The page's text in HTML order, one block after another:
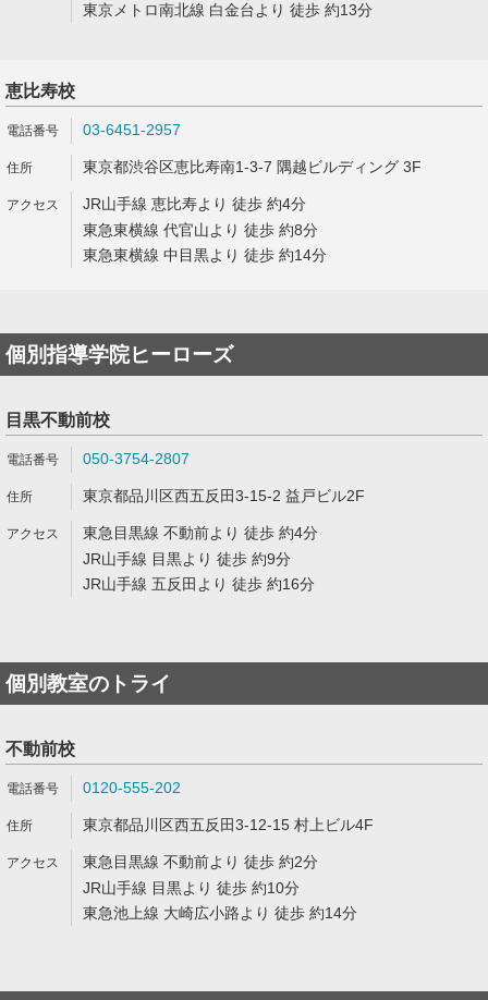
東京メトロ南北線 白金台より 徒歩 約13分
恵比寿校
03-6451-2957
東京都渋谷区恵比寿南1-3-7 隅越ビルディング 3F
JR山手線 恵比寿より 徒歩 約4分
東急東横線 代官山より 徒歩 約8分
東急東横線 中目黒より 徒歩 約14分
個別指導学院ヒーローズ
目黒不動前校
050-3754-2807
東京都品川区西五反田3-15-2 益戸ビル2F
東急目黒線 不動前より 徒歩 約4分
JR山手線 目黒より 徒歩 約9分
JR山手線 五反田より 徒歩 約16分
個別教室のトライ
不動前校
0120-555-202
東京都品川区西五反田3-12-15 村上ビル4F
東急目黒線 不動前より 徒歩 約2分
JR山手線 目黒より 徒歩 約10分
東急池上線 大崎広小路より 徒歩 約14分